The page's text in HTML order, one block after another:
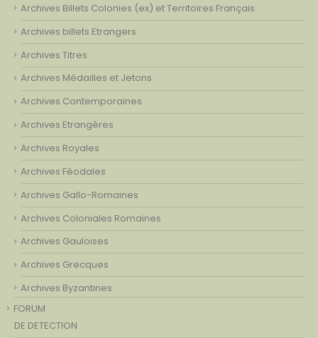
Archives Billets Colonies (ex) et Territoires Français
Archives billets Etrangers
Archives Titres
Archives Médailles et Jetons
Archives Contemporaines
Archives Etrangères
Archives Royales
Archives Féodales
Archives Gallo-Romaines
Archives Coloniales Romaines
Archives Gauloises
Archives Grecques
Archives Byzantines
FORUM
DE DETECTION